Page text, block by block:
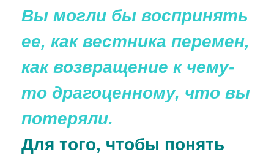
Вы могли бы воспринять
ее, как вестника перемен,
как возвращение к чему-
то драгоценному, что вы
потеряли.
Для того, чтобы понять